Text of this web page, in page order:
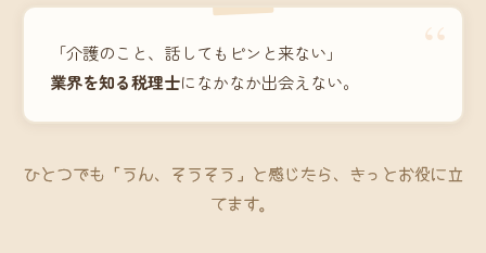
“
「介護のこと、話してもピンと来ない」
業界を知る税理士になかなか出会えない。
ひとつでも「うん、そうそう」と感じたら、きっとお役に立
てます。